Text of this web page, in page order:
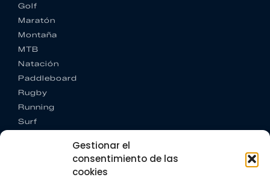
Gestionar el
consentimiento de las
cookies
Golf
Maratón
Montaña
MTB
Natación
Paddleboard
Rugby
Running
Surf
CONTACTO